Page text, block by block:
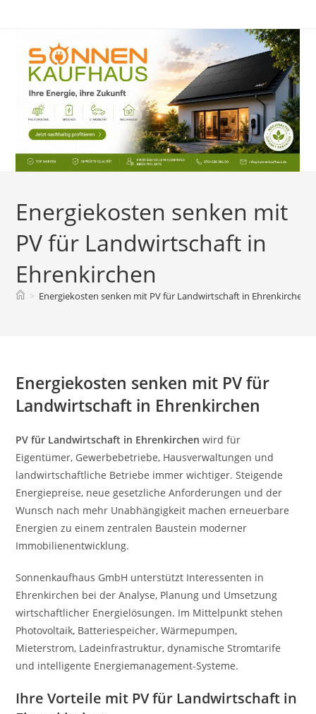
Energiekosten senken mit
PV für Landwirtschaft in
Ehrenkirchen
> Energiekosten senken mit PV für Landwirtschaft in Ehrenkirchen
Energiekosten senken mit PV für
Landwirtschaft in Ehrenkirchen
PV für Landwirtschaft in Ehrenkirchen wird für
Eigentümer, Gewerbebetriebe, Hausverwaltungen und
landwirtschaftliche Betriebe immer wichtiger. Steigende
Energiepreise, neue gesetzliche Anforderungen und der
Wunsch nach mehr Unabhängigkeit machen erneuerbare
Energien zu einem zentralen Baustein moderner
Immobilienentwicklung.
Sonnenkaufhaus GmbH unterstützt Interessenten in
Ehrenkirchen bei der Analyse, Planung und Umsetzung
wirtschaftlicher Energielösungen. Im Mittelpunkt stehen
Photovoltaik, Batteriespeicher, Wärmepumpen,
Mieterstrom, Ladeinfrastruktur, dynamische Stromtarife
und intelligente Energiemanagement-Systeme.
Ihre Vorteile mit PV für Landwirtschaft in